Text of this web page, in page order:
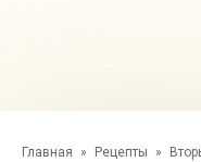
Главная » Рецепты »